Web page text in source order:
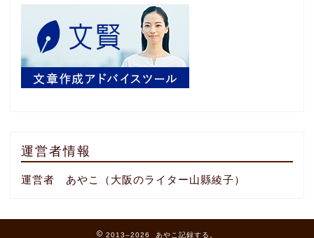
運営者情報
運営者 あやこ（大阪のライター山縣綾子）
2013–2026 あやこ記録する。